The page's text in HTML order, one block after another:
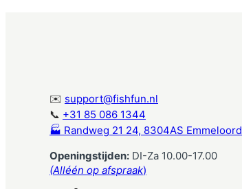
✉️ support@fishfun.nl
📞 +31 85 086 1344
🏭 Randweg 21 24, 8304AS Emmeloord
Openingstijden: DI-Za 10.00-17.00
(Alléén op afspraak)